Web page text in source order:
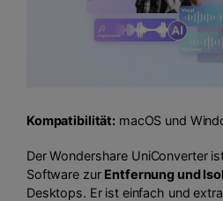
Kompatibilität: macOS und
Der Wondershare UniConverter
Software zur Entfernung und
Desktops. Er ist einfach und